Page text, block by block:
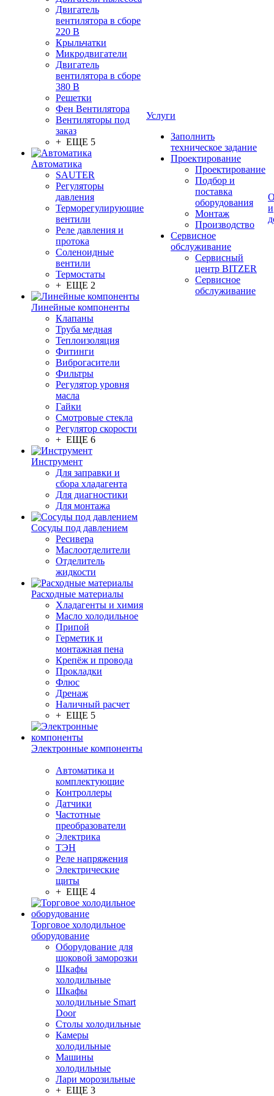
Двигатель
вентилятора в сборе
220 В
Крыльчатки
Микродвигатели
Двигатель
вентилятора в сборе
380 В
Решетки
Фен Вентилятора
Вентиляторы под
заказ
+ ЕЩЕ 5
Автоматика
SAUTER
Регуляторы
давления
Терморегулирующие
вентили
Реле давления и
протока
Соленоидные
вентили
Термостаты
+ ЕЩЕ 2
Линейные компоненты
Клапаны
Труба медная
Теплоизоляция
Фитинги
Виброгасители
Фильтры
Регулятор уровня
масла
Гайки
Смотровые стекла
Регулятор скорости
+ ЕЩЕ 6
Инструмент
Для заправки и
сбора хладагента
Для диагностики
Для монтажа
Сосуды под давлением
Ресивера
Маслоотделители
Отделитель
жидкости
Расходные материалы
Хладагенты и химия
Масло холодильное
Припой
Герметик и
монтажная пена
Крепёж и провода
Прокладки
Флюс
Дренаж
Наличный расчет
+ ЕЩЕ 5
Электронные компоненты
Автоматика и
комплектующие
Контроллеры
Датчики
Частотные
преобразователи
Электрика
ТЭН
Реле напряжения
Электрические
щиты
+ ЕЩЕ 4
Торговое холодильное
оборудование
Оборудование для
шоковой заморозки
Шкафы
холодильные
Шкафы
холодильные Smart
Door
Столы холодильные
Камеры
холодильные
Машины
холодильные
Лари морозильные
+ ЕЩЕ 3
Услуги
Заполнить
техническое задание
Проектирование
Проектирование
Подбор и
поставка
оборудования
Монтаж
Производство
Сервисное
обслуживание
Сервисный
центр BITZER
Сервисное
обслуживание
и